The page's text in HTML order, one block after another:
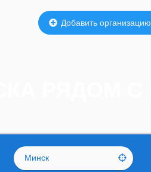
Добавить организацию
Минск